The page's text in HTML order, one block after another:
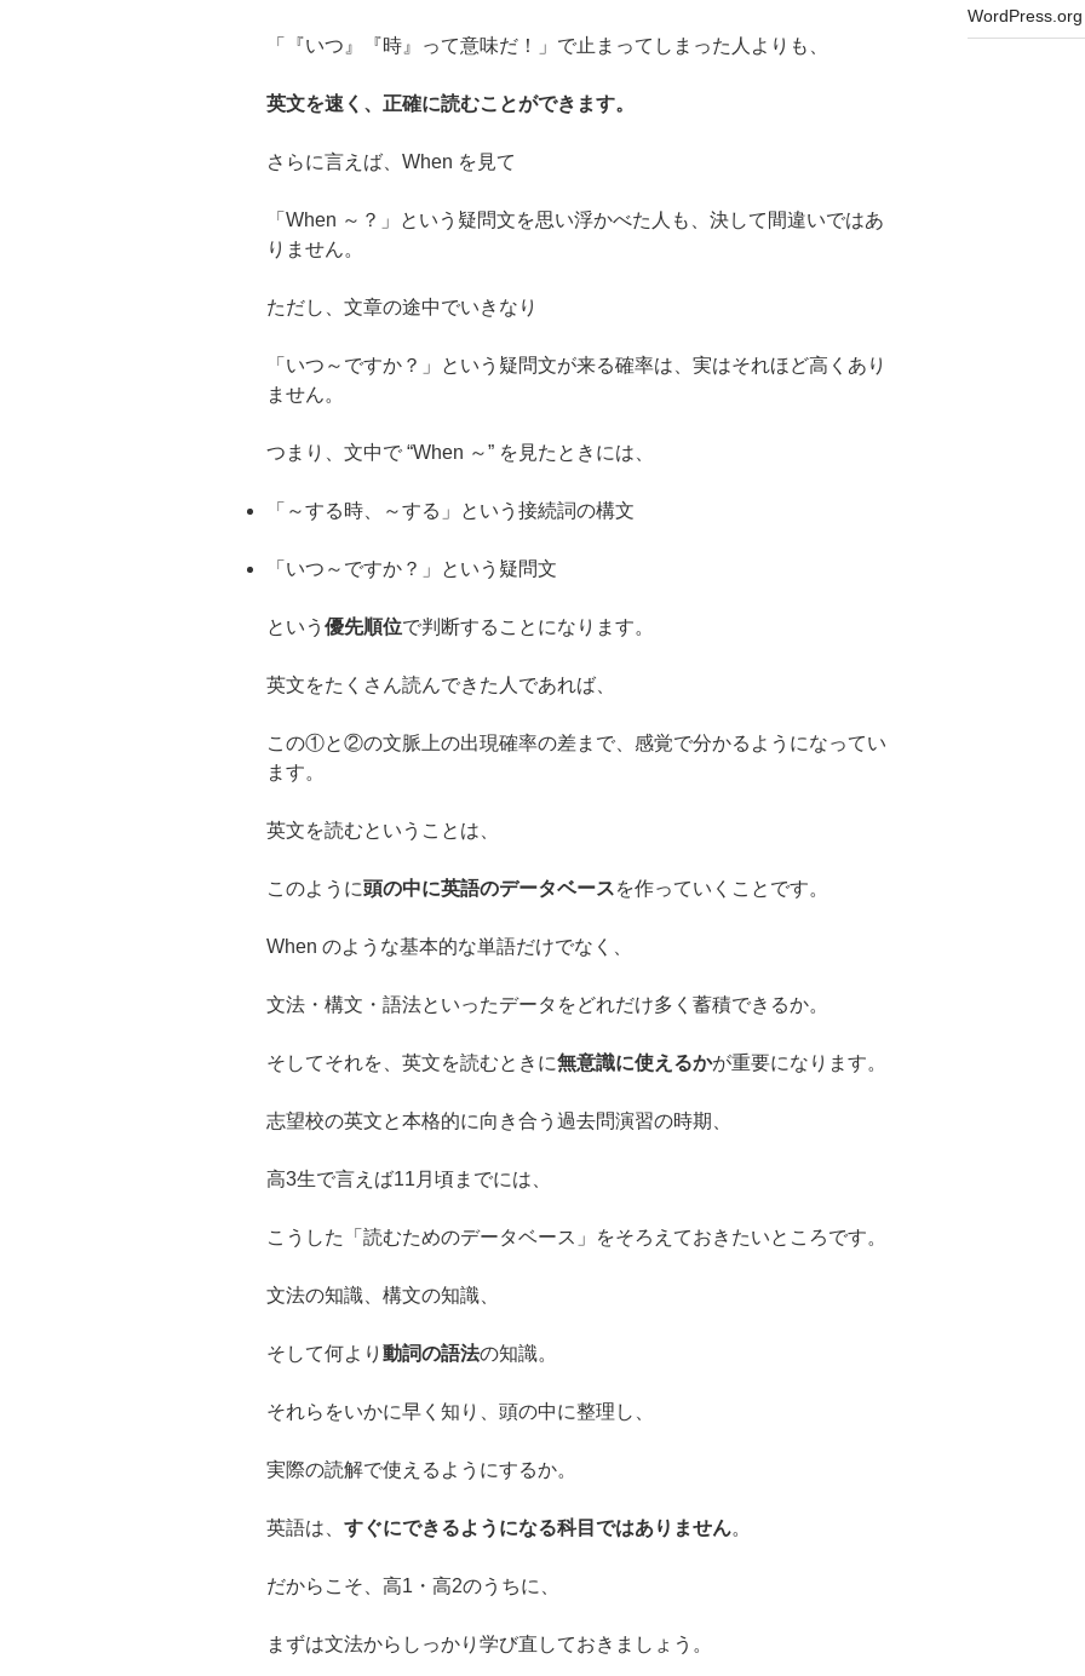
「『いつ』『時』って意味だ！」で止まってしまった人よりも、
英文を速く、正確に読むことができます。
さらに言えば、When を見て
「When ～？」という疑問文を思い浮かべた人も、決して間違いではあ
りません。
ただし、文章の途中でいきなり
「いつ～ですか？」という疑問文が来る確率は、実はそれほど高くあり
ません。
つまり、文中で “When ～” を見たときには、
「～する時、～する」という接続詞の構文
「いつ～ですか？」という疑問文
という 優先順位で判断することになります。
英文をたくさん読んできた人であれば、
この①と②の文脈上の出現確率の差まで、感覚で分かるようになってい
ます。
英文を読むということは、
このように頭の中に英語のデータベースを作っていくことです。
When のような基本的な単語だけでなく、
文法・構文・語法といったデータをどれだけ多く蓄積できるか。
そしてそれを、英文を読むときに無意識に使えるかが重要になります。
志望校の英文と本格的に向き合う過去問演習の時期、
高3生で言えば11月頃までには、
こうした「読むためのデータベース」をそろえておきたいところです。
文法の知識、構文の知識、
そして何より 動詞の語法の知識。
それらをいかに早く知り、頭の中に整理し、
実際の読解で使えるようにするか。
英語は、 すぐにできるようになる科目ではありません。
だからこそ、高1・高2のうちに、
まずは文法からしっかり学び直しておきましょう。
WordPress.org